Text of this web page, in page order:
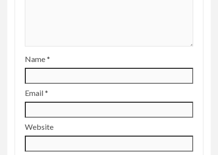
Name*
Email*
Website